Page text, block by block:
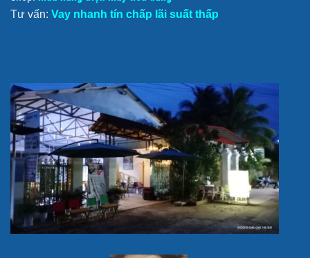
Tư vấn: Vay nhanh tín chấp lãi suất thấp